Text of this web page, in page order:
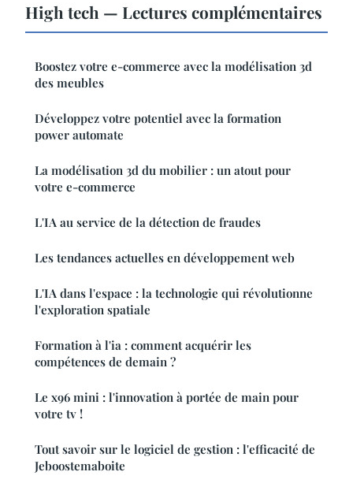
High tech — Lectures complémentaires
Boostez votre e-commerce avec la modélisation 3d
des meubles
Développez votre potentiel avec la formation
power automate
La modélisation 3d du mobilier : un atout pour
votre e-commerce
L'IA au service de la détection de fraudes
Les tendances actuelles en développement web
L'IA dans l'espace : la technologie qui révolutionne
l'exploration spatiale
Formation à l'ia : comment acquérir les
compétences de demain ?
Le x96 mini : l'innovation à portée de main pour
votre tv !
Tout savoir sur le logiciel de gestion : l'efficacité de
Jeboostemaboite